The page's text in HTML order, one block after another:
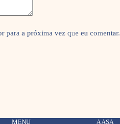
para a próxima vez que eu comentar.
MENU A ASA